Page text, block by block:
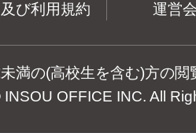
び利用規約 運営
満の(高校生を含む)方の閲
OFFICE INC. All